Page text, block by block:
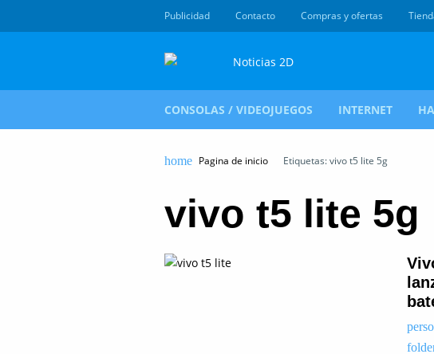
Publicidad Contacto Compras y ofertas
CONSOLAS / VIDEOJUEGOS INTERNET
Pagina de inicio Etiquetas: vivo t5 lite 5g
vivo t5 lite 5g